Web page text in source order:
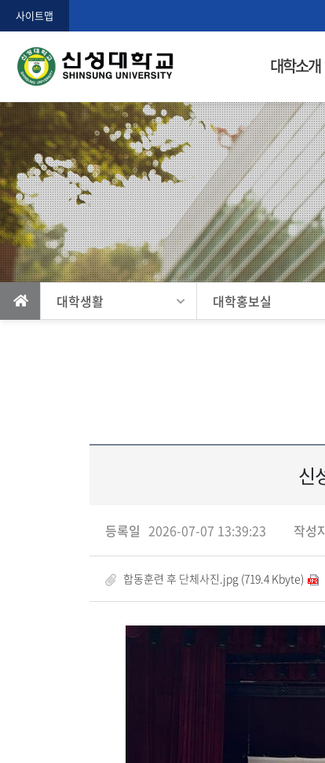
홈
으
로
가
기
사이트맵
대학소개
대학생활 대학홍보실
신
등록일 2026-07-07 13:39:23 작성
합동훈련 후 단체사진.jpg (719.4 Kbyte)